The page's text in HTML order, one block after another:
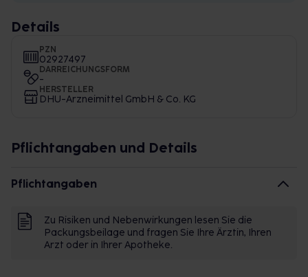
Details
PZN
02927497
DARREICHUNGSFORM
-
HERSTELLER
DHU-Arzneimittel GmbH & Co. KG
Pflichtangaben und Details
Pflichtangaben
Zu Risiken und Nebenwirkungen lesen Sie die
Packungsbeilage und fragen Sie Ihre Ärztin, Ihren
Arzt oder in Ihrer Apotheke.